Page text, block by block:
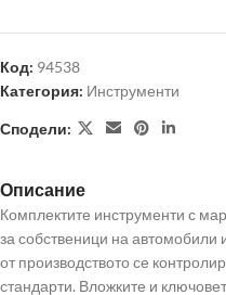
Код: 94538
Категория: Инструменти
Сподели:
Описание
Комплектите инструменти с
за собственици на автомобили
от производството се
стандарти. Вложките и